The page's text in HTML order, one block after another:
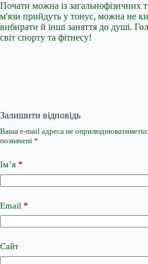
Почати можна із загальнофізичних
м'язи прийдуть у тонус, можна не
вибирати й інші заняття до душі.
світ спорту та фітнесу!
Залишити відповідь
Ваша e-mail адреса не
позначені *
Ім’я *
Email *
Сайт